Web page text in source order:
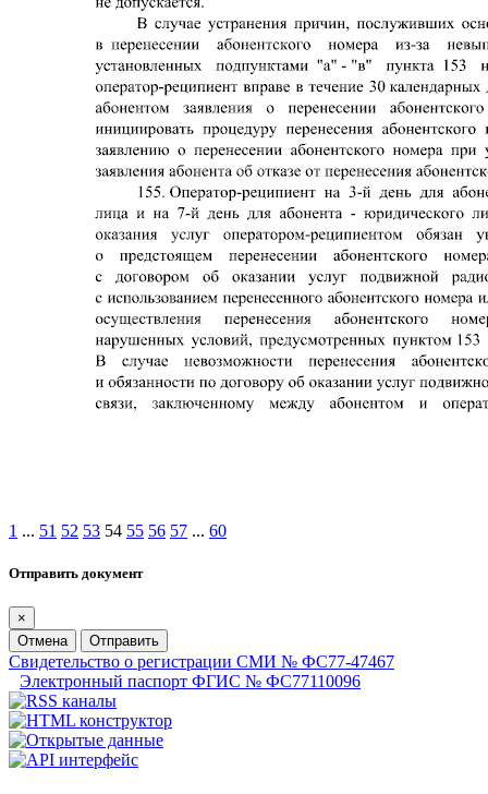
1 ... 51 52 53 54 55 56 57 ... 60
Отправить документ
×
Отмена
Отправить
Свидетельство о регистрации СМИ № ФС77-47467
Электронный паспорт ФГИС № ФС77110096